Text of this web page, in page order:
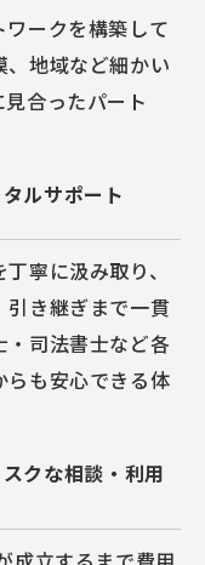
ークを構築して
地域など細かい
合ったパート
ルサポート
寧に汲み取り、
き継ぎまで一貫
・司法書士など各
らも安心できる体
クな相談・利用